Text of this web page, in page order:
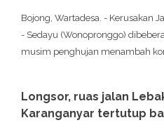
Bojong, Wartadesa. - Kerusakan
- Sedayu (Wonopronggo)
musim penghujan menambah
Longsor, ruas jalan
Karanganyar tertutup